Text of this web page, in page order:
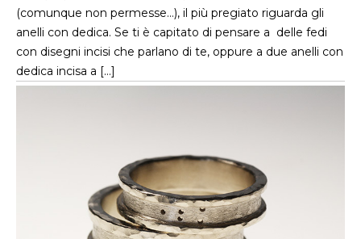
(comunque non permesse…), il più pregiato riguarda gli
anelli con dedica. Se ti è capitato di pensare a delle fedi
con disegni incisi che parlano di te, oppure a due anelli con
dedica incisa a […]